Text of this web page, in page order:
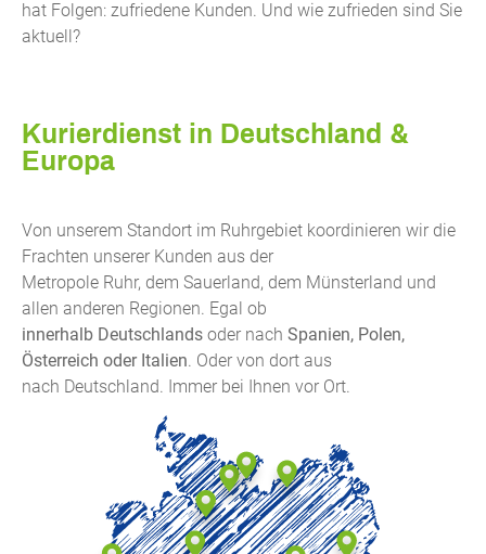
hat Folgen: zufriedene Kunden. Und wie zufrieden sind Sie
aktuell?
Kurierdienst in Deutschland &
Europa
Von unserem Standort im Ruhrgebiet koordinieren wir die
Frachten unserer Kunden aus der
Metropole Ruhr, dem Sauerland, dem Münsterland und
allen anderen Regionen. Egal ob
innerhalb Deutschlands oder nach Spanien, Polen,
Österreich oder Italien . Oder von dort aus
nach Deutschland. Immer bei Ihnen vor Ort.